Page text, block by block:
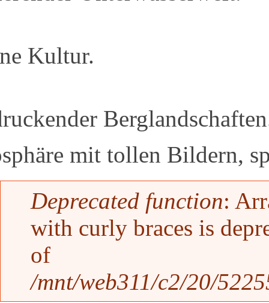
Kultur.
mit tollen Bildern,
Fehlermeldung
Deprecated function:
with curly braces is
of
/mnt/web311/c2/20/